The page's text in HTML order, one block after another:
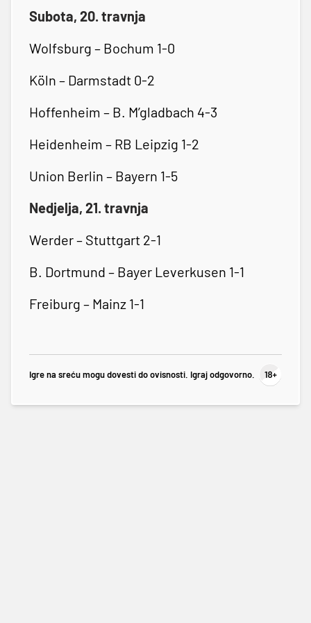
Subota, 20. travnja
Wolfsburg – Bochum 1-0
Köln – Darmstadt 0-2
Hoffenheim – B. M’gladbach 4-3
Heidenheim – RB Leipzig 1-2
Union Berlin – Bayern 1-5
Nedjelja, 21. travnja
Werder – Stuttgart 2-1
B. Dortmund – Bayer Leverkusen 1-1
Freiburg – Mainz 1-1
Igre na sreću mogu dovesti do ovisnosti. Igraj odgovorno.